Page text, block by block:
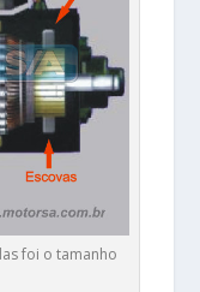
foi o tamanho